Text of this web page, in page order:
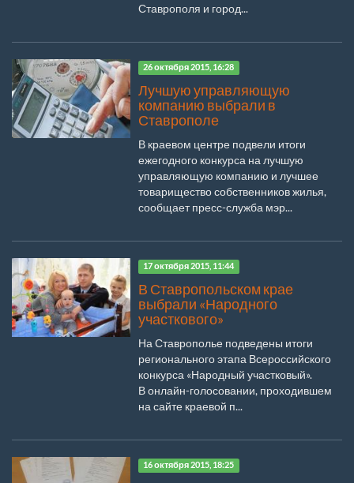
Ставрополя и город...
26 октября 2015, 16:28
Лучшую управляющую
компанию выбрали в
Ставрополе
В краевом центре подвели итоги
ежегодного конкурса на лучшую
управляющую компанию и лучшее
товарищество собственников жилья,
сообщает пресс-служба мэр...
17 октября 2015, 11:44
В Ставропольском крае
выбрали «Народного
участкового»
На Ставрополье подведены итоги
регионального этапа Всероссийского
конкурса «Народный участковый».
В онлайн-голосовании, проходившем
на сайте краевой п...
16 октября 2015, 18:25